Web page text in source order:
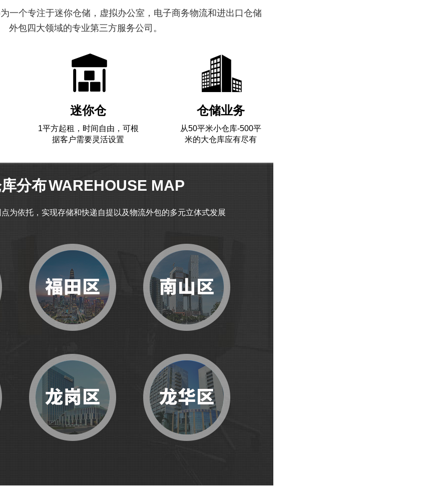
一个专注于迷你仓储，虚拟办公室，电子商务物流和进出口仓储
外包四大领域的专业第三方服务公司。
迷你仓
1平方起租，时间自由，可根
据客户需要灵活设置
仓储业务
从50平米小仓库-500平
米的大仓库应有尽有
分布WAREHOUSE MAP
为依托，实现存储和快递自提以及物流外包的多元立体式发展